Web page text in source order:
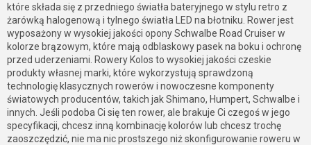
które składa się z przedniego światła bateryjnego w stylu retro z
żarówką halogenową i tylnego światła LED na błotniku. Rower jest
wyposażony w wysokiej jakości opony Schwalbe Road Cruiser w
kolorze brązowym, które mają odblaskowy pasek na boku i ochronę
przed uderzeniami. Rowery Kolos to wysokiej jakości czeskie
produkty własnej marki, które wykorzystują sprawdzoną
technologię klasycznych rowerów i nowoczesne komponenty
światowych producentów, takich jak Shimano, Humpert, Schwalbe i
innych. Jeśli podoba Ci się ten rower, ale brakuje Ci czegoś w jego
specyfikacji, chcesz inną kombinację kolorów lub chcesz trochę
zaoszczędzić, nie ma nic prostszego niż skonfigurowanie roweru w